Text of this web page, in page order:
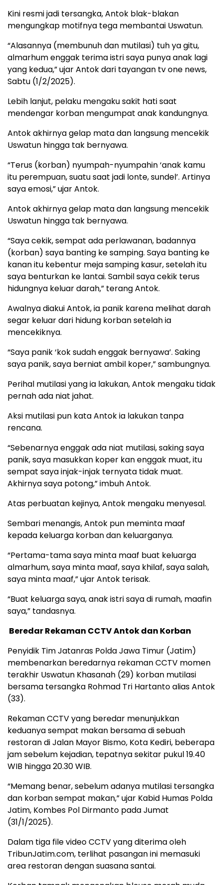
Kini resmi jadi tersangka, Antok blak-blakan
mengungkap motifnya tega membantai Uswatun.
“Alasannya (membunuh dan mutilasi) tuh ya gitu,
almarhum enggak terima istri saya punya anak lagi
yang kedua,” ujar Antok dari tayangan tv one news,
Sabtu (1/2/2025).
Lebih lanjut, pelaku mengaku sakit hati saat
mendengar korban mengumpat anak kandungnya.
Antok akhirnya gelap mata dan langsung mencekik
Uswatun hingga tak bernyawa.
“Terus (korban) nyumpah-nyumpahin ‘anak kamu
itu perempuan, suatu saat jadi lonte, sundel’. Artinya
saya emosi,” ujar Antok.
Antok akhirnya gelap mata dan langsung mencekik
Uswatun hingga tak bernyawa.
“Saya cekik, sempat ada perlawanan, badannya
(korban) saya banting ke samping. Saya banting ke
kanan itu kebentur meja samping kasur, setelah itu
saya benturkan ke lantai. Sambil saya cekik terus
hidungnya keluar darah,” terang Antok.
Awalnya diakui Antok, ia panik karena melihat darah
segar keluar dari hidung korban setelah ia
mencekiknya.
“Saya panik ‘kok sudah enggak bernyawa’. Saking
saya panik, saya berniat ambil koper,” sambungnya.
Perihal mutilasi yang ia lakukan, Antok mengaku tidak
pernah ada niat jahat.
Aksi mutilasi pun kata Antok ia lakukan tanpa
rencana.
“Sebenarnya enggak ada niat mutilasi, saking saya
panik, saya masukkan koper kan enggak muat, itu
sempat saya injak-injak ternyata tidak muat.
Akhirnya saya potong,” imbuh Antok.
Atas perbuatan kejinya, Antok mengaku menyesal.
Sembari menangis, Antok pun meminta maaf
kepada keluarga korban dan keluarganya.
“Pertama-tama saya minta maaf buat keluarga
almarhum, saya minta maaf, saya khilaf, saya salah,
saya minta maaf,” ujar Antok terisak.
“Buat keluarga saya, anak istri saya di rumah, maafin
saya,” tandasnya.
Beredar Rekaman CCTV Antok dan Korban
Penyidik Tim Jatanras Polda Jawa Timur (Jatim)
membenarkan beredarnya rekaman CCTV momen
terakhir Uswatun Khasanah (29) korban mutilasi
bersama tersangka Rohmad Tri Hartanto alias Antok
(33).
Rekaman CCTV yang beredar menunjukkan
keduanya sempat makan bersama di sebuah
restoran di Jalan Mayor Bismo, Kota Kediri, beberapa
jam sebelum kejadian, tepatnya sekitar pukul 19.40
WIB hingga 20.30 WIB.
“Memang benar, sebelum adanya mutilasi tersangka
dan korban sempat makan,” ujar Kabid Humas Polda
Jatim, Kombes Pol Dirmanto pada Jumat
(31/1/2025).
Dalam tiga file video CCTV yang diterima oleh
TribunJatim.com, terlihat pasangan ini memasuki
area restoran dengan suasana santai.